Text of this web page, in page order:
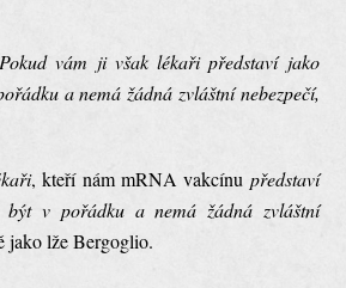
vám ji však lékaři představí jako
a nemá žádná zvláštní nebezpečí,
, kteří nám mRNA vakcínu představí
v pořádku a nemá žádná zvláštní
jako lže Bergoglio.